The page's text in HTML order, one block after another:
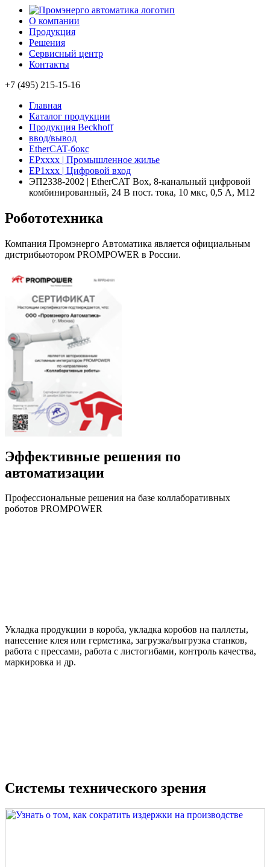
О компании
Продукция
Решения
Сервисный центр
Контакты
+7 (495) 215-15-16
Главная
Каталог продукции
Продукция Beckhoff
ввод/вывод
EtherCAT-бокс
EPxxxx | Промышленное жилье
EP1xxx | Цифровой вход
ЭП2338-2002 | EtherCAT Box, 8-канальный цифровой
комбинированный, 24 В пост. тока, 10 мкс, 0,5 А, M12
Робототехника
Компания Промэнерго Автоматика является официальным
дистрибьютором PROMPOWER в России.
Эффективные решения по
автоматизации
Профессиональные решения на базе коллаборативных
роботов PROMPOWER
Укладка продукции в короба, укладка коробов на паллеты,
нанесение клея или герметика, загрузка/выгрузка станков,
работа с прессами, работа с листогибами, контроль качества,
маркировка и др.
Системы технического зрения